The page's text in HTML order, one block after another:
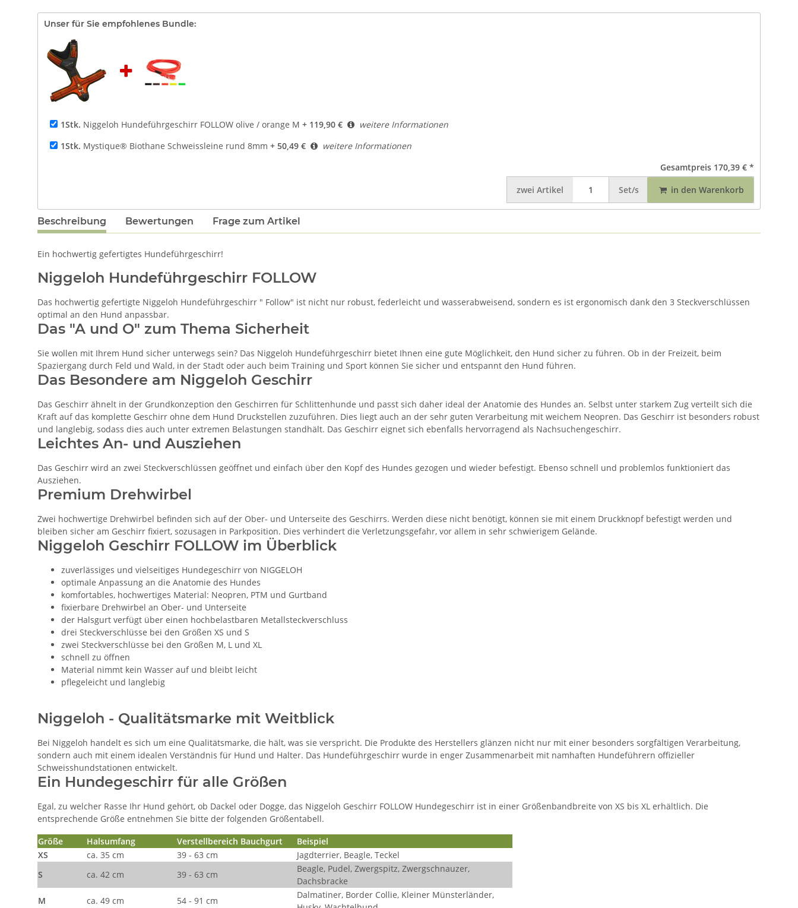
Unser für Sie empfohlenes Bundle:
1Stk. Niggeloh Hundeführgeschirr FOLLOW olive / orange M + 119,90 €
weitere Informationen
1Stk. Mystique® Biothane Schweissleine rund 8mm + 50,49 €
weitere Informationen
Gesamtpreis 170,39 € *
zwei Artikel Set/s in den Warenkorb
Beschreibung Bewertungen Frage zum Artikel
Ein hochwertig gefertigtes Hundeführgeschirr!
Niggeloh Hundeführgeschirr FOLLOW
Das hochwertig gefertigte Niggeloh Hundeführgeschirr " Follow" ist nicht nur robust, federleicht und wasserabweisend, sondern es ist ergonomisch dank den 3 Steckverschlüssen
optimal an den Hund anpassbar.
Das "A und O" zum Thema Sicherheit
Sie wollen mit Ihrem Hund sicher unterwegs sein? Das Niggeloh Hundeführgeschirr bietet Ihnen eine gute Möglichkeit, den Hund sicher zu führen. Ob in der Freizeit, beim
Spaziergang durch Feld und Wald, in der Stadt oder auch beim Training und Sport können Sie sicher und entspannt den Hund führen.
Das Besondere am Niggeloh Geschirr
Das Geschirr ähnelt in der Grundkonzeption den Geschirren für Schlittenhunde und passt sich daher ideal der Anatomie des Hundes an. Selbst unter starkem Zug verteilt sich die
Kraft auf das komplette Geschirr ohne dem Hund Druckstellen zuzuführen. Dies liegt auch an der sehr guten Verarbeitung mit weichem Neopren. Das Geschirr ist besonders robust
und langlebig, sodass dies auch unter extremen Belastungen standhält. Das Geschirr eignet sich ebenfalls hervorragend als Nachsuchengeschirr.
Leichtes An- und Ausziehen
Das Geschirr wird an zwei Steckverschlüssen geöffnet und einfach über den Kopf des Hundes gezogen und wieder befestigt. Ebenso schnell und problemlos funktioniert das
Ausziehen.
Premium Drehwirbel
Zwei hochwertige Drehwirbel befinden sich auf der Ober- und Unterseite des Geschirrs. Werden diese nicht benötigt, können sie mit einem Druckknopf befestigt werden und
bleiben sicher am Geschirr fixiert, sozusagen in Parkposition. Dies verhindert die Verletzungsgefahr, vor allem in sehr schwierigem Gelände.
Niggeloh Geschirr FOLLOW im Überblick
zuverlässiges und vielseitiges Hundegeschirr von NIGGELOH
optimale Anpassung an die Anatomie des Hundes
komfortables, hochwertiges Material: Neopren, PTM und Gurtband
fixierbare Drehwirbel an Ober- und Unterseite
der Halsgurt verfügt über einen hochbelastbaren Metallsteckverschluss
drei Steckverschlüsse bei den Größen XS und S
zwei Steckverschlüsse bei den Größen M, L und XL
schnell zu öffnen
Material nimmt kein Wasser auf und bleibt leicht
pflegeleicht und langlebig
Niggeloh - Qualitätsmarke mit Weitblick
Bei Niggeloh handelt es sich um eine Qualitätsmarke, die hält, was sie verspricht. Die Produkte des Herstellers glänzen nicht nur mit einer besonders sorgfältigen Verarbeitung,
sondern auch mit einem idealen Verständnis für Hund und Halter. Das Hundeführgeschirr wurde in enger Zusammenarbeit mit namhaften Hundeführern offizieller
Schweisshundstationen entwickelt.
Ein Hundegeschirr für alle Größen
Egal, zu welcher Rasse Ihr Hund gehört, ob Dackel oder Dogge, das Niggeloh Geschirr FOLLOW Hundegeschirr ist in einer Größenbandbreite von XS bis XL erhältlich. Die
entsprechende Größe entnehmen Sie bitte der folgenden Größentabell.
Größe
Halsumfang Verstellbereich Bauchgurt
Beispiel
XS
ca. 35 cm 39 - 63 cm
Jagdterrier, Beagle, Teckel
S
ca. 42 cm 39 - 63 cm
Beagle, Pudel, Zwergspitz, Zwergschnauzer,
Dachsbracke
M
ca. 49 cm 54 - 91 cm
Dalmatiner, Border Collie, Kleiner Münsterländer,